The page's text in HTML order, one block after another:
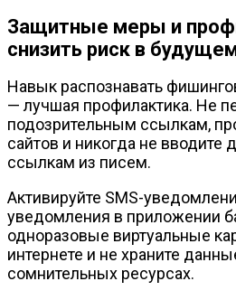
Защитные меры и
снизить риск в
Навык распознавать
— лучшая профилактика. Не
подозрительным ссылкам,
сайтов и никогда не вводите
ссылкам из писем.
Активируйте SMS-
уведомления в приложении
одноразовые виртуальные
интернете и не храните
сомнительных ресурсах.